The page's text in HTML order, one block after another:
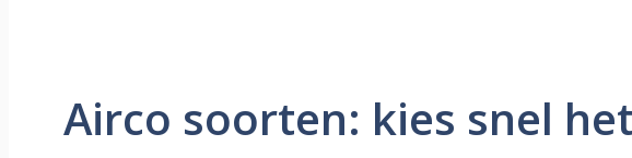
Airco soorten: kies snel